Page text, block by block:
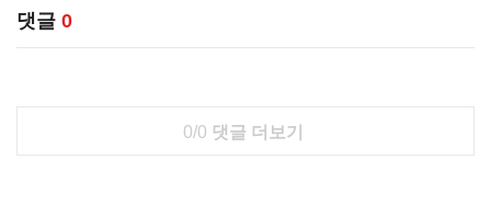
댓글 0
0/0 댓글 더보기